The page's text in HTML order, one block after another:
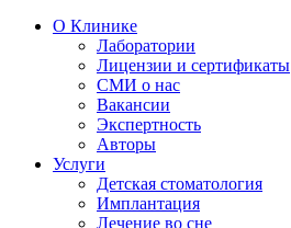
О Клинике
Лаборатории
Лицензии и сертификаты
СМИ о нас
Вакансии
Экспертность
Авторы
Услуги
Детская стоматология
Имплантация
Лечение во сне